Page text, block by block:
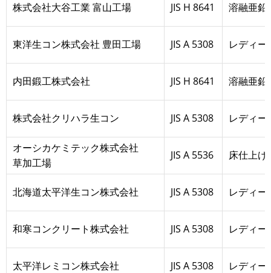
株式会社大谷工業 富山工場 JIS H 8641 溶融亜鉛
東洋生コン株式会社 豊田工場 JIS A 5308 レディ
内田鍛工株式会社 JIS H 8641 溶融亜鉛
株式会社クリハラ生コン JIS A 5308 レディ
オーシカケミテック株式会社
草加工場
JIS A 5536 床仕上げ
北海道太平洋生コン株式会社 JIS A 5308 レディ
和寒コンクリート株式会社 JIS A 5308 レディ
太平洋レミコン株式会社 JIS A 5308 レディ